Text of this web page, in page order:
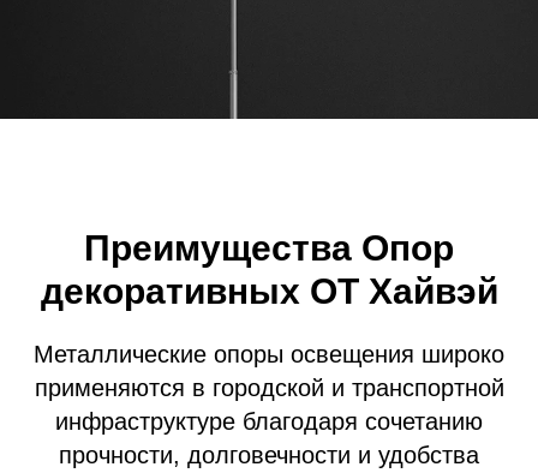
Преимущества Опор
декоративных ОТ Хайвэй
Металлические опоры освещения широко
применяются в городской и транспортной
инфраструктуре благодаря сочетанию
прочности, долговечности и удобства